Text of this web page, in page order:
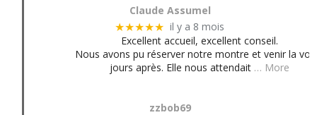
Claude Assumel
★★★★★ il y a 8 mois
Excellent accueil, excellent conseil.
Nous avons pu réserver notre montre et venir la
jours après. Elle nous attendait … More
zzbob69